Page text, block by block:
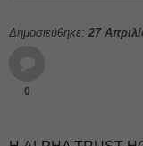
Δημοσιεύθηκε: 27
0